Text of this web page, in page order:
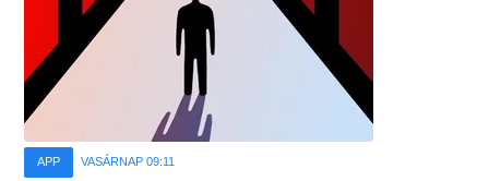
APP VASÁRNAP 09:11